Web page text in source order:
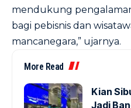
mendukung
bagi pebisnis dan
mancanegara,” ujarnya.
More Read
Kian
Jadi